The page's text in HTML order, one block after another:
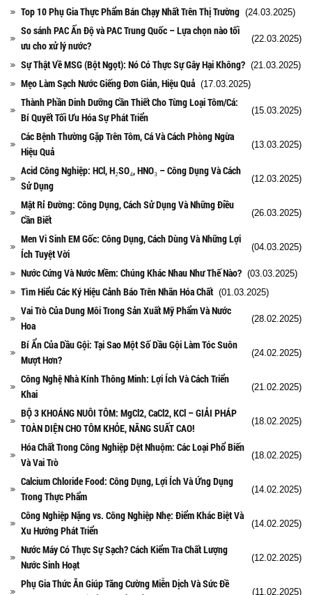
Top 10 Phụ Gia Thực Phẩm Bán Chạy Nhất Trên Thị Trường (24.03.2025)
So sánh PAC Ấn Độ và PAC Trung Quốc – Lựa chọn nào tối
ưu cho xử lý nước?
(22.03.2025)
Sự Thật Về MSG (Bột Ngọt): Nó Có Thực Sự Gây Hại Không? (21.03.2025)
Mẹo Làm Sạch Nước Giếng Đơn Giản, Hiệu Quả (17.03.2025)
Thành Phần Dinh Dưỡng Cần Thiết Cho Từng Loại Tôm/Cá:
Bí Quyết Tối Ưu Hóa Sự Phát Triển
(15.03.2025)
Các Bệnh Thường Gặp Trên Tôm, Cá Và Cách Phòng Ngừa
Hiệu Quả
(13.03.2025)
Acid Công Nghiệp: HCl, H₂SO₄, HNO₃ – Công Dụng Và Cách
Sử Dụng
(12.03.2025)
Mật Rỉ Đường: Công Dụng, Cách Sử Dụng Và Những Điều
Cần Biết
(26.03.2025)
Men Vi Sinh EM Gốc: Công Dụng, Cách Dùng Và Những Lợi
Ích Tuyệt Vời
(04.03.2025)
Nước Cứng Và Nước Mềm: Chúng Khác Nhau Như Thế Nào? (03.03.2025)
Tìm Hiểu Các Ký Hiệu Cảnh Báo Trên Nhãn Hóa Chất (01.03.2025)
Vai Trò Của Dung Môi Trong Sản Xuất Mỹ Phẩm Và Nước
Hoa
(28.02.2025)
Bí Ẩn Của Dầu Gội: Tại Sao Một Số Dầu Gội Làm Tóc Suôn
Mượt Hơn?
(24.02.2025)
Công Nghệ Nhà Kính Thông Minh: Lợi Ích Và Cách Triển
Khai
(21.02.2025)
BỘ 3 KHOÁNG NUÔI TÔM: MgCl2, CaCl2, KCl – GIẢI PHÁP
TOÀN DIỆN CHO TÔM KHỎE, NĂNG SUẤT CAO!
(18.02.2025)
Hóa Chất Trong Công Nghiệp Dệt Nhuộm: Các Loại Phổ Biến
Và Vai Trò
(18.02.2025)
Calcium Chloride Food: Công Dụng, Lợi Ích Và Ứng Dụng
Trong Thực Phẩm
(14.02.2025)
Công Nghiệp Nặng vs. Công Nghiệp Nhẹ: Điểm Khác Biệt Và
Xu Hướng Phát Triển
(14.02.2025)
Nước Máy Có Thực Sự Sạch? Cách Kiểm Tra Chất Lượng
Nước Sinh Hoạt
(12.02.2025)
Phụ Gia Thức Ăn Giúp Tăng Cường Miễn Dịch Và Sức Đề
(11.02.2025)